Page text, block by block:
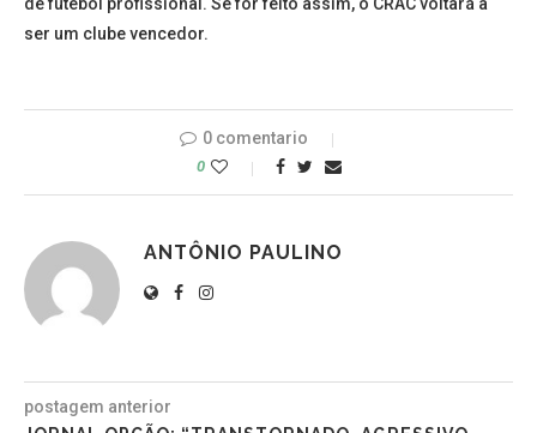
ser um clube vencedor.
0 comentario
0
ANTÔNIO PAULINO
postagem anterior